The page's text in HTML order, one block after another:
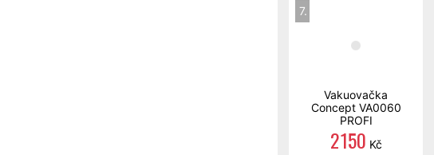
7.
Vakuovačka
Concept VA0060
PROFI
2 150 Kč